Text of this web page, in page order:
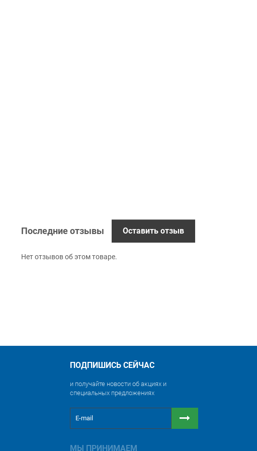
Последние отзывы Оставить отзыв
Нет отзывов об этом товаре.
ПОДПИШИСЬ СЕЙЧАС
и получайте новости об акциях и
специальных предложениях
МЫ ПРИНИМАЕМ